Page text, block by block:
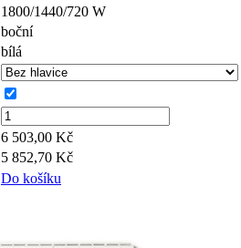
1800/1440/720 W
boční
bílá
6 503,00 Kč
5 852,70 Kč
Do košíku